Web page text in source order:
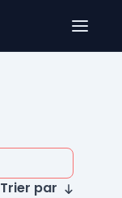
Trier par